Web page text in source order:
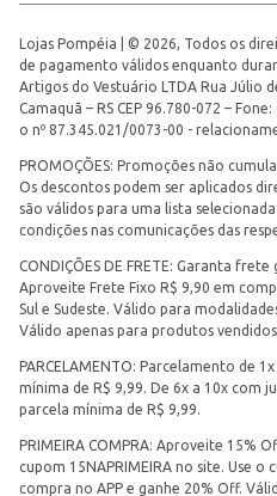
Lojas Pompéia | © 2026, Todos os
de pagamento válidos enquanto
Artigos do Vestuário LTDA Rua Júlio
Camaquã – RS CEP 96.780-072 –
o nº 87.345.021/0073-00 -
PROMOÇÕES: Promoções não
Os descontos podem ser aplicados
são válidos para uma lista
condições nas comunicações das
CONDIÇÕES DE FRETE: Garanta
Aproveite Frete Fixo R$ 9,90 em
Sul e Sudeste. Válido para
Válido apenas para produtos
PARCELAMENTO: Parcelamento de
mínima de R$ 9,99. De 6x a 10x com
parcela mínima de R$ 9,99.
PRIMEIRA COMPRA: Aproveite 15%
cupom 15NAPRIMEIRA no site. Use o
compra no APP e ganhe 20% Off.